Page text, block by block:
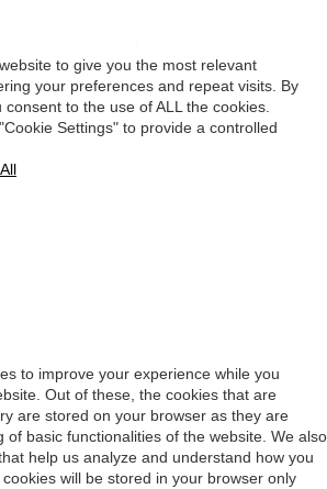
to give you the most relevant
your preferences and repeat visits. By
consent to the use of ALL the cookies.
Settings" to provide a controlled
to improve your experience while you
Out of these, the cookies that are
are stored on your browser as they are
of basic functionalities of the website. We also
help us analyze and understand how you
will be stored in your browser only